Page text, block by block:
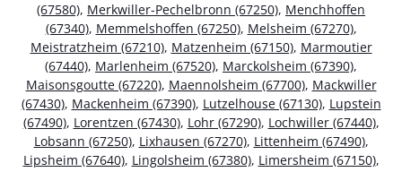
(67580), Merkwiller-Pechelbronn (67250), Menchhoffen
(67340), Memmelshoffen (67250), Melsheim (67270),
Meistratzheim (67210), Matzenheim (67150), Marmoutier
(67440), Marlenheim (67520), Marckolsheim (67390),
Maisonsgoutte (67220), Maennolsheim (67700), Mackwiller
(67430), Mackenheim (67390), Lutzelhouse (67130), Lupstein
(67490), Lorentzen (67430), Lohr (67290), Lochwiller (67440),
Lobsann (67250), Lixhausen (67270), Littenheim (67490),
Lipsheim (67640), Lingolsheim (67380), Limersheim (67150),